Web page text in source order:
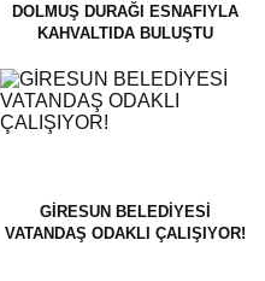
DOLMUŞ DURAĞI ESNAFIYLA
KAHVALTIDA BULUŞTU
GİRESUN BELEDİYESİ
VATANDAŞ ODAKLI ÇALIŞIYOR!